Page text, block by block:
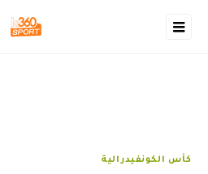
كأس الكونفيدرالية